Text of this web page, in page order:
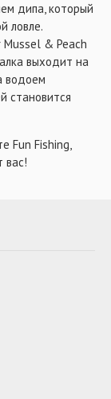
дипа, который
ловле.
Mussel & Peach
выходит на
водоем
становится
Fun Fishing,
вас!